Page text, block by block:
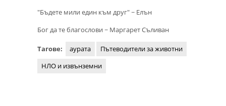
"Бъдете мили един към друг" ~ Елън
Бог да те благослови ~ Маргарет Съливан
Тагове: аурата
Пътеводители за животни
НЛО и извънземни